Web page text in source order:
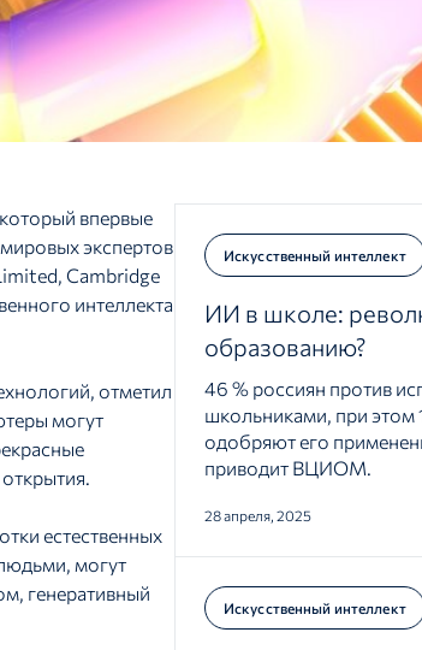
впервые
экспертов
Cambridge
интеллекта
отметил
могут
естественных
могут
генеративный
Искусственный интеллект
ИИ в школе:
образованию?
46 % россиян против
школьниками, при этом
одобряют его
приводит ВЦИОМ.
28 апреля, 2025
Искусственный интеллект